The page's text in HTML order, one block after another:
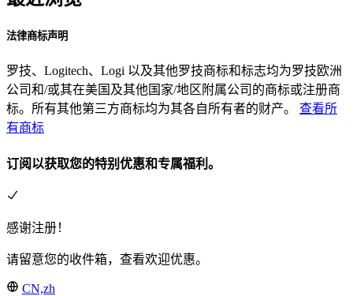
法律商标声明
罗技、Logitech、Logi 以及其他罗技商标和标志均为罗技欧洲
公司和/或其在美国及其他国家/地区附属公司的商标或注册商
标。所有其他第三方商标均为其各自所有者的财产。 查看所
有商标
订阅以获取您的特别优惠和专属福利。
感谢注册！
请留意您的收件箱，查看欢迎优惠。
CN,zh